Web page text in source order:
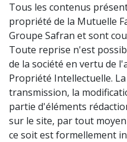
Tous les contenus
propriété de la Mutuelle
Groupe Safran et sont
Toute reprise n'est
de la société en vertu de
Propriété Intellectuelle.
transmission, la
partie d'éléments
sur le site, par tout
ce soit est formellement